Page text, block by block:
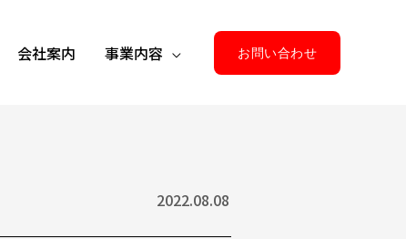
会社案内 事業内容 お問い合わせ
2022.08.08